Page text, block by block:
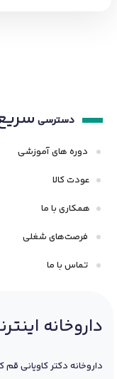
دسترسی
دوره های آموزشی
عودت کالا
همکاری با ما
فرصت‌های شغلی
تماس با ما
داروخانه
داروخانه دکتر کاویانی